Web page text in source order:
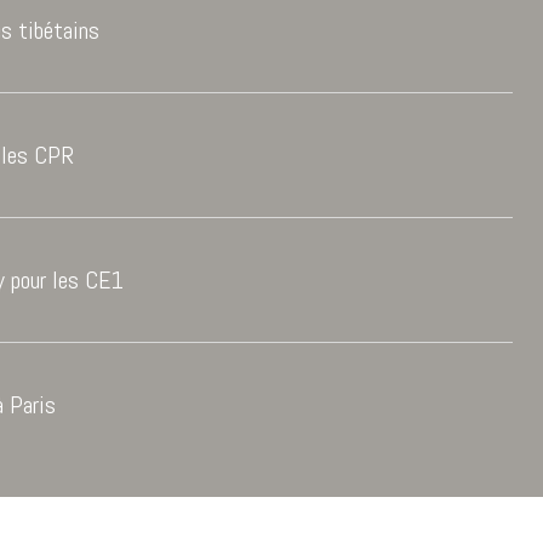
tibétains
CPR
pour les CE1
Paris